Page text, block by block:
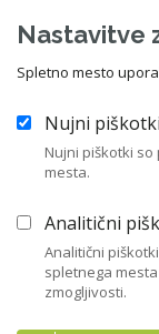
Nadzor nad
Dom
31. 01. 2019
Seminar
Nastavitve
Spletno mesto
Nujni piškotki
Nujni piškotki
mesta.
Analitični
Analitični
spletnega
zmogljivosti.